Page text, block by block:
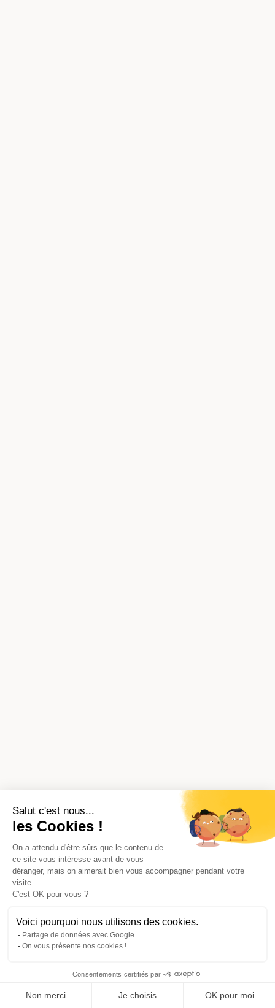
Salut c'est nous...
les Cookies !
On a attendu d'être sûrs que le contenu de
ce site vous intéresse avant de vous
déranger, mais on aimerait bien vous accompagner pendant votre
visite...
C'est OK pour vous ?
Voici pourquoi nous utilisons des cookies.
Partage de données avec Google
On vous présente nos cookies !
Consentements certifiés par
Non merci Je choisis OK pour moi